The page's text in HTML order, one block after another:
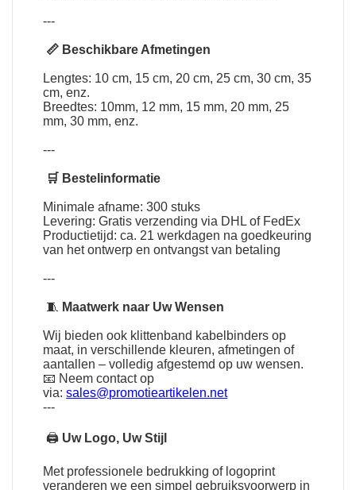
---
📏 Beschikbare Afmetingen
Lengtes: 10 cm, 15 cm, 20 cm, 25 cm, 30 cm, 35
cm, enz.
Breedtes: 10mm, 12 mm, 15 mm, 20 mm, 25
mm, 30 mm, enz.
---
🛒 Bestelinformatie
Minimale afname: 300 stuks
Levering: Gratis verzending via DHL of FedEx
Productietijd: ca. 21 werkdagen na goedkeuring
van het ontwerp en ontvangst van betaling
---
🧵 Maatwerk naar Uw Wensen
Wij bieden ook klittenband kabelbinders op
maat, in verschillende kleuren, afmetingen of
aantallen – volledig afgestemd op uw wensen.
📧 Neem contact op
via:sales@promotieartikelen.net
---
🖨 Uw Logo, Uw Stijl
Met professionele bedrukking of logoprint
veranderen we een simpel gebruiksvoorwerp in